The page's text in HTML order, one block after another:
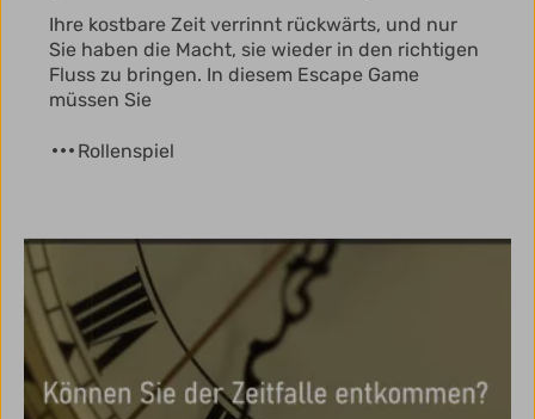
Ihre kostbare Zeit verrinnt rückwärts, und nur
Sie haben die Macht, sie wieder in den richtigen
Fluss zu bringen. In diesem Escape Game
müssen Sie
Rollenspiel